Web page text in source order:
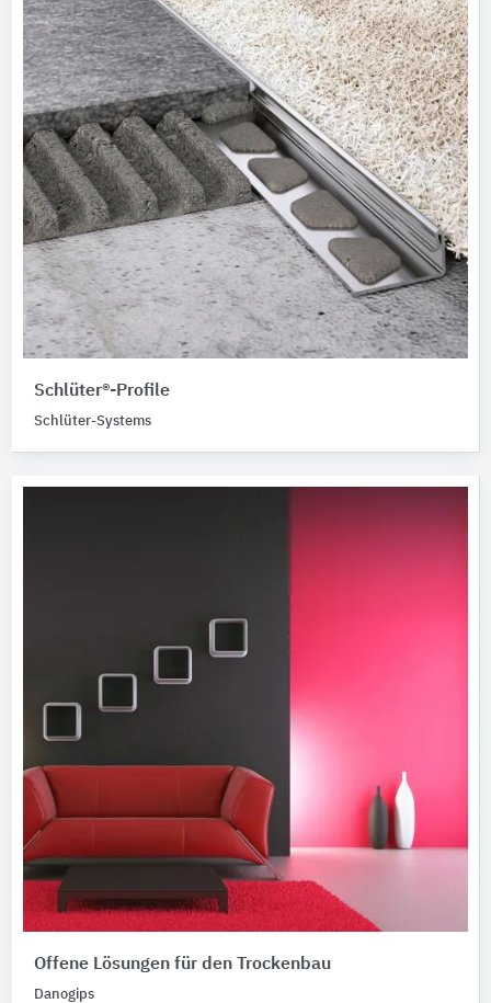
Schlüter®-Profile
Schlüter-Systems
Offene Lösungen für den Trockenbau
Danogips